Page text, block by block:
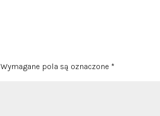
Wymagane pola są oznaczone *